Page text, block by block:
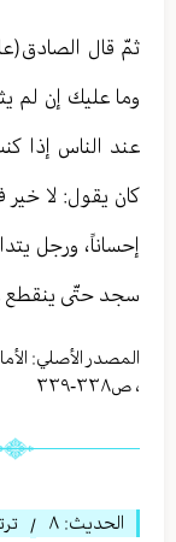
ثمّ قال
وما عليك إن لم
عند الناس إذا
كان يقول: لا خير
إحساناً، ورجل
سجد حتّى ينقطع
المصدر الأصلي:
، ص٣٣٨-٣٣٩
الحديث: ٨ /